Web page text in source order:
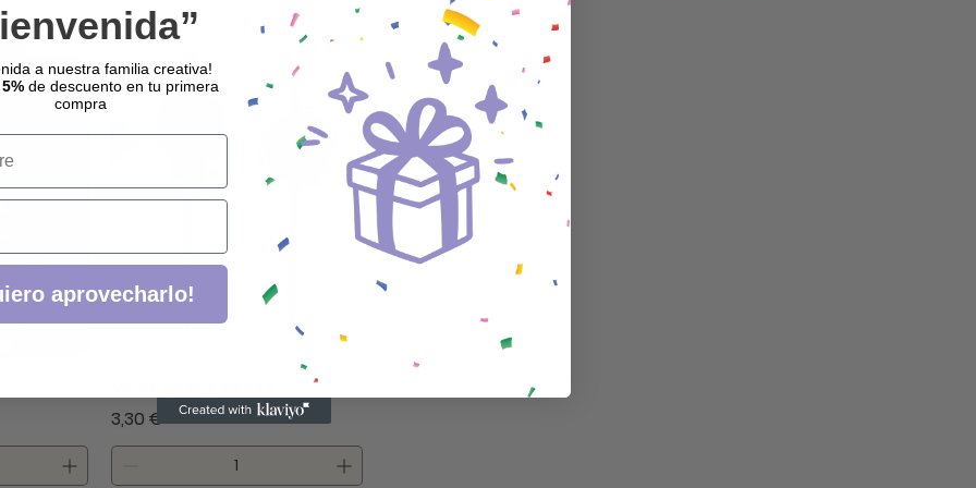
Precio
3,30 €
a nuestra familia creativa!
de descuento en tu primera
compra
aprovecharlo!